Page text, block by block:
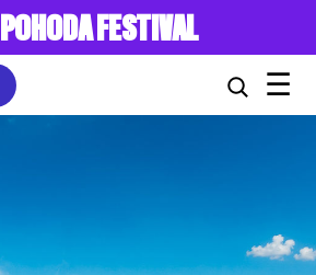
POHODA FESTIVAL
☰